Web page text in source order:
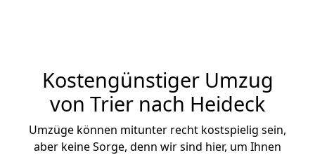
Kostengünstiger Umzug
von Trier nach Heideck
Umzüge können mitunter recht kostspielig sein,
aber keine Sorge, denn wir sind hier, um Ihnen